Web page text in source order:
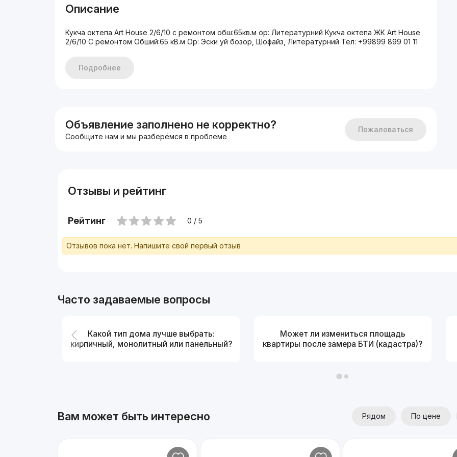
Описание
Кукча октепа Art House 2/6/10 с ремонтом обш:65кв.м ор: Литературний Кукча октепа ЖК Art House
2/6/10 С ремонтом Обший:65 кВ.м Ор: Эски уй бозор, Шофайз, Литературний Тел: +99899 899 01 11
Подробнее
Объявление заполнено не корректно?
Сообщите нам и мы разберёмся в проблеме
Пожаловаться
Отзывы и рейтинг
Рейтинг 0 / 5
Отзывов пока нет. Напишите свой первый отзыв
Часто задаваемые вопросы
Какой тип дома лучше выбрать:
кирпичный, монолитный или панельный?
Может ли измениться площадь
квартиры после замера БТИ (кадастра)?
Вам может быть интересно Рядом По цене